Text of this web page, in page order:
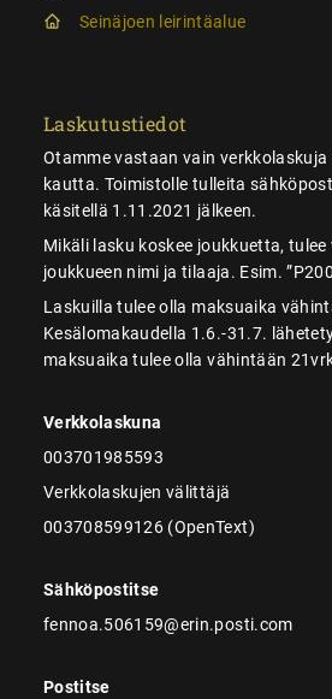
Seinäjoen leirintäalue
Laskutustiedot
Otamme vastaan vain verkkolaskuja
kautta. Toimistolle tulleita
käsitellä 1.11.2021 jälkeen.
Mikäli lasku koskee joukkuetta,
joukkueen nimi ja tilaaja. Esim.
Laskuilla tulee olla maksuaika
Kesälomakaudella 1.6.-31.7.
maksuaika tulee olla vähintään
Verkkolaskuna
003701985593
Verkkolaskujen välittäjä
003708599126 (OpenText)
Sähköpostitse
fennoa.506159@erin.posti.com
Postitse